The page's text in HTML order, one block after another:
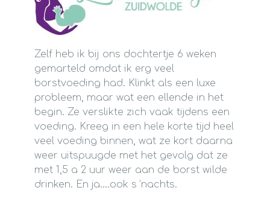
Zelf heb ik bij ons dochtertje 6 weken
gemarteld omdat ik erg veel
borstvoeding had. Klinkt als een luxe
probleem, maar wat een ellende in het
begin. Ze verslikte zich vaak tijdens een
voeding. Kreeg in een hele korte tijd heel
veel voeding binnen, wat ze kort daarna
weer uitspuugde met het gevolg dat ze
met 1,5 a 2 uur weer aan de borst wilde
drinken. En ja….ook s ’nachts.